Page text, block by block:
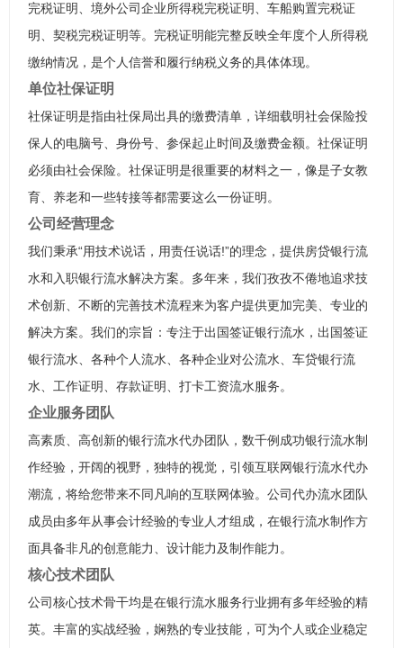
完税证明、境外公司企业所得税完税证明、车船购置完税证
明、契税完税证明等。完税证明能完整反映全年度个人所得税
缴纳情况，是个人信誉和履行纳税义务的具体体现。
单位社保证明
社保证明是指由社保局出具的缴费清单，详细载明社会保险投
保人的电脑号、身份号、参保起止时间及缴费金额。社保证明
必须由社会保险。社保证明是很重要的材料之一，像是子女教
育、养老和一些转接等都需要这么一份证明。
公司经营理念
我们秉承“用技术说话，用责任说话!”的理念，提供房贷银行流
水和入职银行流水解决方案。多年来，我们孜孜不倦地追求技
术创新、不断的完善技术流程来为客户提供更加完美、专业的
解决方案。我们的宗旨：专注于出国签证银行流水，出国签证
银行流水、各种个人流水、各种企业对公流水、车贷银行流
水、工作证明、存款证明、打卡工资流水服务。
企业服务团队
高素质、高创新的银行流水代办团队，数千例成功银行流水制
作经验，开阔的视野，独特的视觉，引领互联网银行流水代办
潮流，将给您带来不同凡响的互联网体验。公司代办流水团队
成员由多年从事会计经验的专业人才组成，在银行流水制作方
面具备非凡的创意能力、设计能力及制作能力。
核心技术团队
公司核心技术骨干均是在银行流水服务行业拥有多年经验的精
英。丰富的实战经验，娴熟的专业技能，可为个人或企业稳定